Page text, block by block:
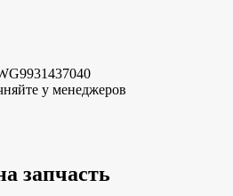
у менеджеров
запчасть